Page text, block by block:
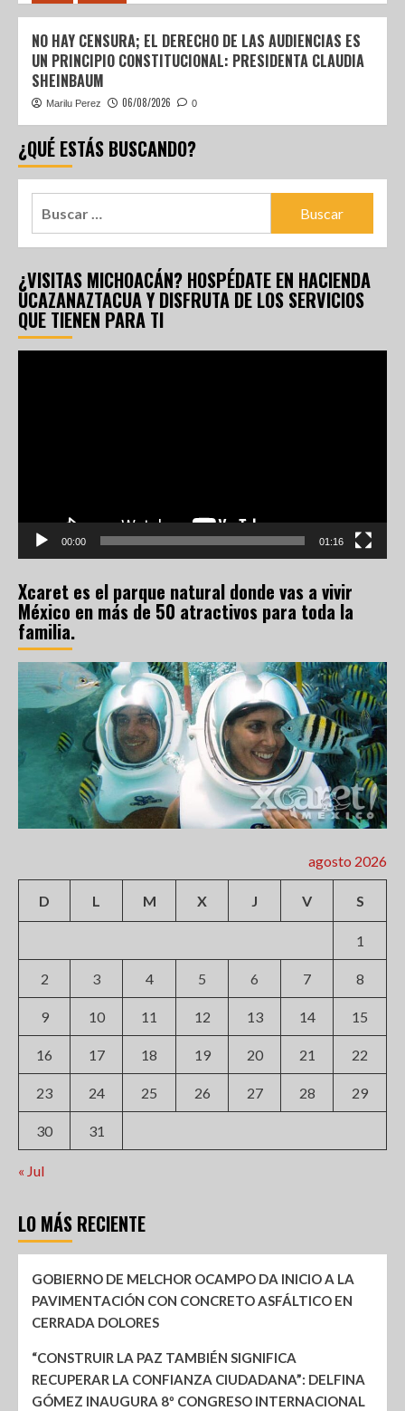
NO HAY CENSURA; EL DERECHO DE LAS AUDIENCIAS ES
UN PRINCIPIO CONSTITUCIONAL: PRESIDENTA CLAUDIA
SHEINBAUM
Marilu Perez 06/08/2026 0
¿QUÉ ESTÁS BUSCANDO?
¿VISITAS MICHOACÁN? HOSPÉDATE EN HACIENDA
UCAZANAZTACUA Y DISFRUTA DE LOS SERVICIOS
QUE TIENEN PARA TI
00:00 01:16
Xcaret es el parque natural donde vas a vivir
México en más de 50 atractivos para toda la
familia.
agosto 2026
D L M X J V S
1
2 3 4 5 6 7 8
9 10 11 12 13 14 15
16 17 18 19 20 21 22
23 24 25 26 27 28 29
30 31
« Jul
LO MÁS RECIENTE
GOBIERNO DE MELCHOR OCAMPO DA INICIO A LA
PAVIMENTACIÓN CON CONCRETO ASFÁLTICO EN
CERRADA DOLORES
“CONSTRUIR LA PAZ TAMBIÉN SIGNIFICA
RECUPERAR LA CONFIANZA CIUDADANA”: DELFINA
GÓMEZ INAUGURA 8º CONGRESO INTERNACIONAL